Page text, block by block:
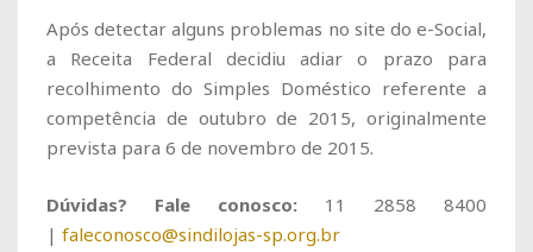
Após detectar alguns problemas no site do e-Social,
a Receita Federal decidiu adiar o prazo para
recolhimento do Simples Doméstico referente a
competência de outubro de 2015, originalmente
prevista para 6 de novembro de 2015.
Dúvidas? Fale conosco: 11 2858 8400
| faleconosco@sindilojas-sp.org.br